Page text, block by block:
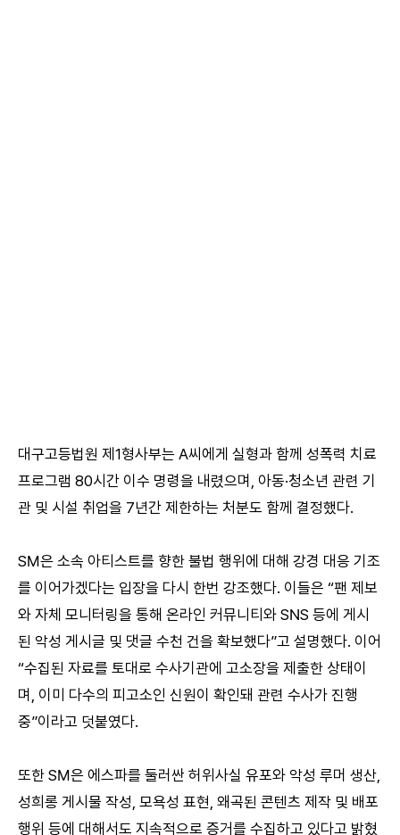
대구고등법원 제1형사부는 A씨에게 실형과 함께 성폭력 치료
프로그램 80시간 이수 명령을 내렸으며, 아동·청소년 관련 기
관 및 시설 취업을 7년간 제한하는 처분도 함께 결정했다.
SM은 소속 아티스트를 향한 불법 행위에 대해 강경 대응 기조
를 이어가겠다는 입장을 다시 한번 강조했다. 이들은 “팬 제보
와 자체 모니터링을 통해 온라인 커뮤니티와 SNS 등에 게시
된 악성 게시글 및 댓글 수천 건을 확보했다”고 설명했다. 이어
“수집된 자료를 토대로 수사기관에 고소장을 제출한 상태이
며, 이미 다수의 피고소인 신원이 확인돼 관련 수사가 진행
중”이라고 덧붙였다.
또한 SM은 에스파를 둘러싼 허위사실 유포와 악성 루머 생산,
성희롱 게시물 작성, 모욕성 표현, 왜곡된 콘텐츠 제작 및 배포
행위 등에 대해서도 지속적으로 증거를 수집하고 있다고 밝혔